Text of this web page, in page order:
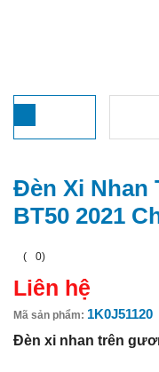
Đèn Xi Nhan
BT50 2021
Liên hệ
Mã sản phẩm: 1K0J51120
Đèn xi nhan trên